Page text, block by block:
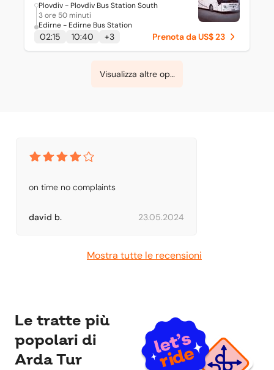
Plovdiv - Plovdiv Bus Station South
3 ore 50 minuti
Edirne - Edirne Bus Station
02:15 10:40 +3 Prenota da US$ 23
Visualizza altre opzioni
on time no complaints
david b. 23.05.2024
Mostra tutte le recensioni
Le tratte più
popolari di
Arda Tur